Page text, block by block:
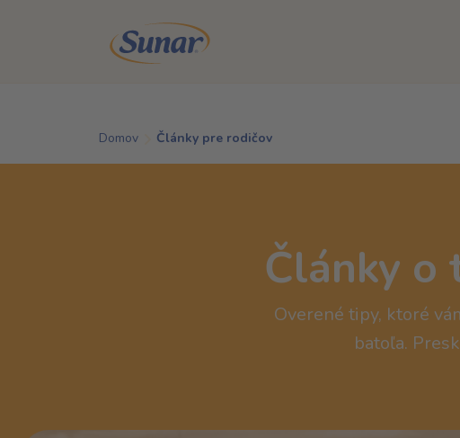
Skip to main content
Domov Články pre rodičov
Články o
Overené tipy, ktoré
batoľa.